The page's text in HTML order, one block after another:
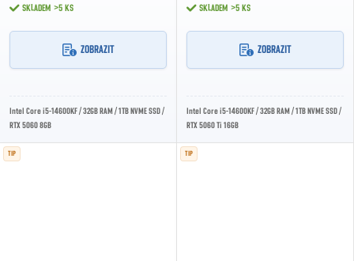
SKLADEM >5 KS
ZOBRAZIT
Intel Core i5-14600KF / 32GB RAM / 1TB NVME SSD /
RTX 5060 8GB
SKLADEM >5 KS
ZOBRAZIT
Intel Core i5-14600KF / 32GB RAM / 1TB NVME SSD /
RTX 5060 Ti 16GB
TIP TIP